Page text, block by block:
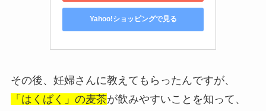
Yahoo!ショッピングで見る
その後、妊婦さんに教えてもらったんですが、
「はくばく」の麦茶が飲みやすいことを知って、